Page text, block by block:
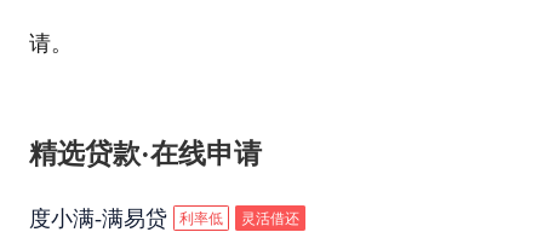
请。
精选贷款·在线申请
度小满-满易贷 利率低 灵活借还